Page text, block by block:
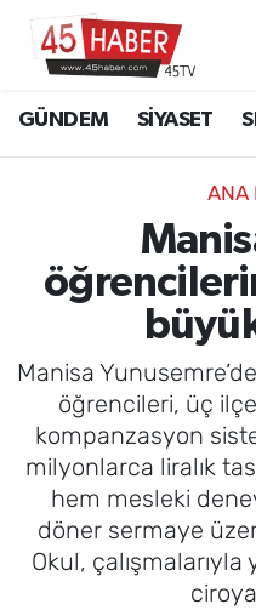
GÜNDEM SİYASET
ANA
Manisa
öğrencileri, üç
kompanzasyon
milyonlarca liralık
hem mesleki
döner sermaye
Okul, çalışmalarıyla
SİYASET
EKONOMİ
3.SAYFA
EĞİTİM
SAĞLIK
YAŞAM
Manisa Hava
Manisa Namaz
Manisa Trafik
Süper Lig Puan
Tüm Manşetler
Son Dakika
Haber Arşivi